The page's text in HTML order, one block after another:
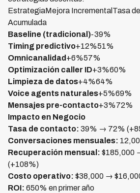
EstrategiaMejora IncrementalTasa
Acumulada
Baseline (tradicional)-39%
Timing predictivo+12%51%
Omnicanalidad+6%57%
Optimización caller ID+3%60%
Limpieza de datos+4%64%
Voice agents naturales+5%69%
Mensajes pre-contacto+3%72%
Impacto en Negocio
Tasa de contacto: 39% → 72%
Conversaciones mensuales:
Recuperación mensual: $185,000
(+108%)
Costo operativo: $38,000 →
ROI: 650% en primer año